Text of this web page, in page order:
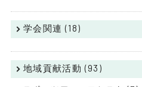
学会関連 (18)
地域貢献活動 (93)